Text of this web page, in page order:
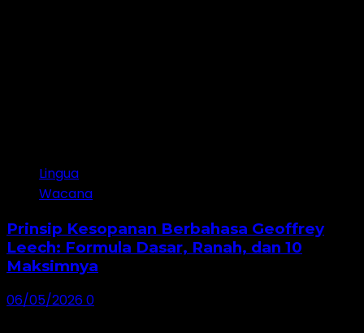
Lingua
Wacana
Prinsip Kesopanan Berbahasa Geoffrey
Leech: Formula Dasar, Ranah, dan 10
Maksimnya
06/05/20260